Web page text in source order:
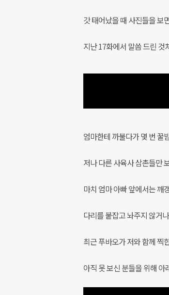
갓 태어났을 때 사진들을 보
지난 17화에서 말씀 드린 것
엄마한테 까불다가 몇 번 꿀
저나 다른 사육사 삼촌들만
마치 엄마 아빠 앞에서는 깨
다리를 붙잡고 놔주지 않거
최근 푸바오가 저와 함께 찍
아직 못 보신 분들을 위해